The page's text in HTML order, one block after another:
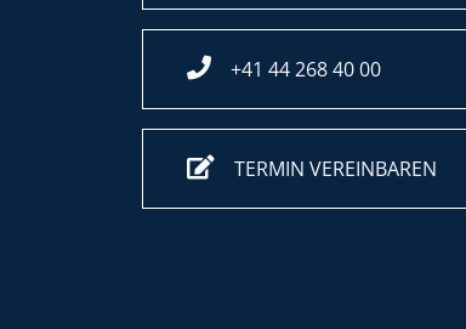
+41 44 268 40 00
TERMIN VEREINBAREN